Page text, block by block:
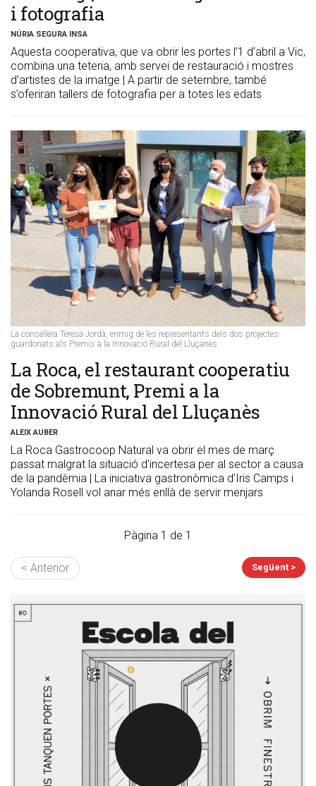
i fotografia
NÚRIA SEGURA INSA
Aquesta cooperativa, que va obrir les portes l’1 d’abril a Vic,
combina una teteria, amb servei de restauració i mostres
d’artistes de la imatge | A partir de setembre, també
s’oferiran tallers de fotografia per a totes les edats
La consellera Teresa Jordà, enmig de les representants dels dos projectes
guardonats als Premis a la Innovació Rural del Lluçanès
​La Roca, el restaurant cooperatiu
de Sobremunt, Premi a la
Innovació Rural del Lluçanès
ALEIX AUBER
La Roca Gastrocoop Natural va obrir el mes de març
passat malgrat la situació d'incertesa per al sector a causa
de la pandèmia | La iniciativa gastronòmica d'Iris Camps i
Yolanda Rosell vol anar més enllà de servir menjars
Pàgina 1 de 1
< Anterior Següent >